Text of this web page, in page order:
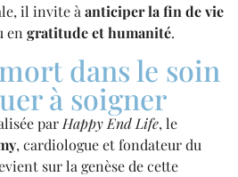
il invite à anticiper la fin de vie
en gratitude et humanité.
dans le soin
à soigner
parHappy End Life, le
, cardiologue et fondateur du
sur la genèse de cette